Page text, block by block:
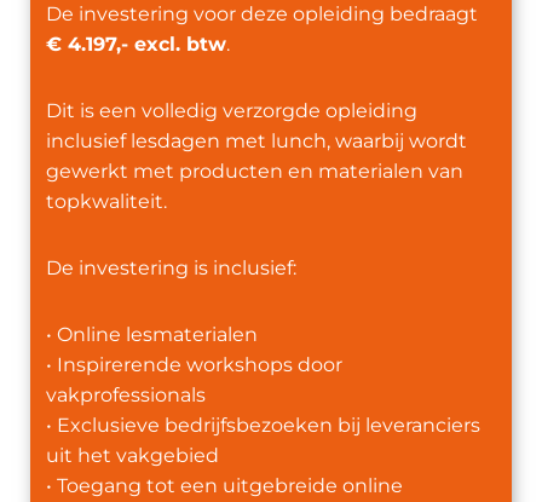
De investering voor deze opleiding bedraagt
€ 4.197,- excl. btw.
Dit is een volledig verzorgde opleiding
inclusief lesdagen met lunch, waarbij wordt
gewerkt met producten en materialen van
topkwaliteit.
De investering is inclusief:
• Online lesmaterialen
• Inspirerende workshops door
vakprofessionals
• Exclusieve bedrijfsbezoeken bij leveranciers
uit het vakgebied
• Toegang tot een uitgebreide online